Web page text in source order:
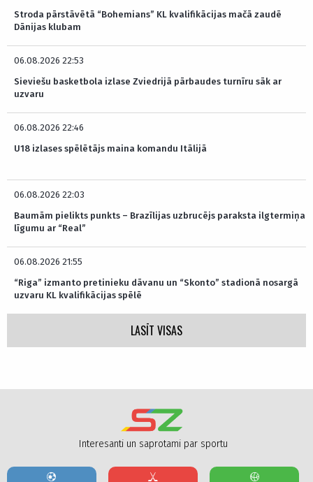
Stroda pārstāvētā “Bohemians” KL kvalifikācijas mačā zaudē
Dānijas klubam
06.08.2026 22:53
Sieviešu basketbola izlase Zviedrijā pārbaudes turnīru sāk ar
uzvaru
06.08.2026 22:46
U18 izlases spēlētājs maina komandu Itālijā
06.08.2026 22:03
Baumām pielikts punkts – Brazīlijas uzbrucējs paraksta ilgtermiņa
līgumu ar “Real”
06.08.2026 21:55
“Riga” izmanto pretinieku dāvanu un “Skonto” stadionā nosargā
uzvaru KL kvalifikācijas spēlē
LASĪT VISAS
Interesanti un saprotami par sportu